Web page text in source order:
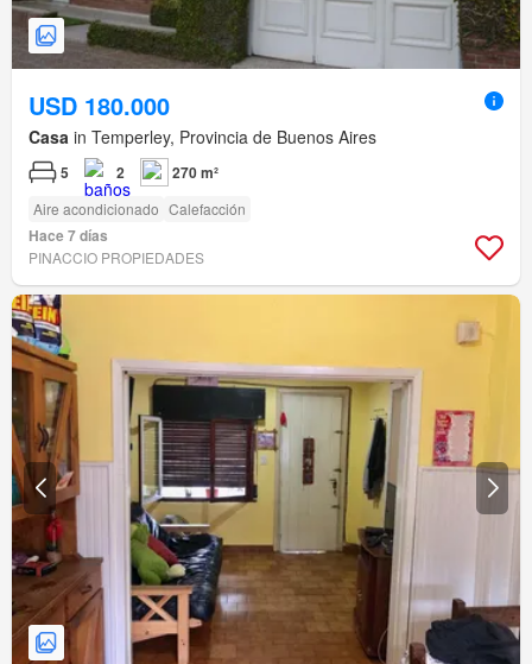
USD 180.000
Casa in Temperley, Provincia de Buenos Aires
5 2 270 m²
Aire acondicionado Calefacción
Hace 7 días
PINACCIO PROPIEDADES